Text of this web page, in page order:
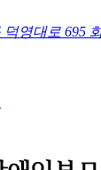
영대로 695